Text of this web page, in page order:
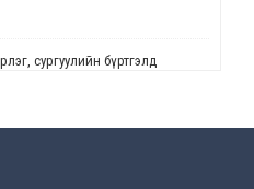
сургуулийн бүртгэлд